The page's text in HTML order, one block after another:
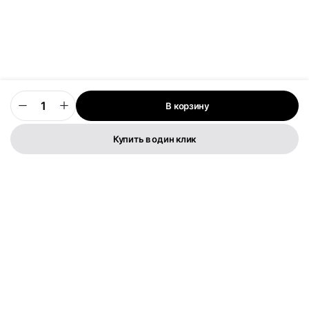
В корзину
Купить в один клик